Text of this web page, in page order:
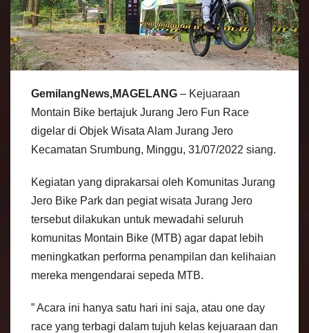
GemilangNews,MAGELANG – Kejuaraan
Montain Bike bertajuk Jurang Jero Fun Race
digelar di Objek Wisata Alam Jurang Jero
Kecamatan Srumbung, Minggu, 31/07/2022 siang.
Kegiatan yang diprakarsai oleh Komunitas Jurang
Jero Bike Park dan pegiat wisata Jurang Jero
tersebut dilakukan untuk mewadahi seluruh
komunitas Montain Bike (MTB) agar dapat lebih
meningkatkan performa penampilan dan kelihaian
mereka mengendarai sepeda MTB.
” Acara ini hanya satu hari ini saja, atau one day
race yang terbagi dalam tujuh kelas kejuaraan dan